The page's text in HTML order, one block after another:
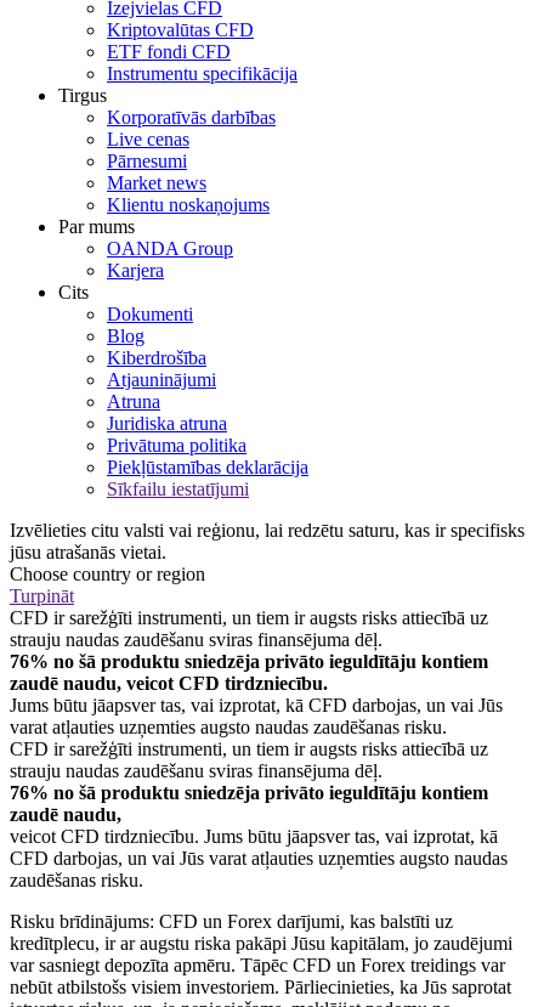
Izejvielas CFD
Kriptovalūtas CFD
ETF fondi CFD
Instrumentu specifikācija
Tirgus
Korporatīvās darbības
Live cenas
Pārnesumi
Market news
Klientu noskaņojums
Par mums
OANDA Group
Karjera
Cits
Dokumenti
Blog
Kiberdrošība
Atjauninājumi
Atruna
Juridiska atruna
Privātuma politika
Piekļūstamības deklarācija
Sīkfailu iestatījumi
Izvēlieties citu valsti vai reģionu, lai redzētu saturu, kas ir specifisks
jūsu atrašanās vietai.
Choose country or region
Turpināt
CFD ir sarežģīti instrumenti, un tiem ir augsts risks attiecībā uz
strauju naudas zaudēšanu sviras finansējuma dēļ.
76% no šā produktu sniedzēja privāto ieguldītāju kontiem
zaudē naudu, veicot CFD tirdzniecību.
Jums būtu jāapsver tas, vai izprotat, kā CFD darbojas, un vai Jūs
varat atļauties uzņemties augsto naudas zaudēšanas risku.
CFD ir sarežģīti instrumenti, un tiem ir augsts risks attiecībā uz
strauju naudas zaudēšanu sviras finansējuma dēļ.
76% no šā produktu sniedzēja privāto ieguldītāju kontiem
zaudē naudu,
veicot CFD tirdzniecību. Jums būtu jāapsver tas, vai izprotat, kā
CFD darbojas, un vai Jūs varat atļauties uzņemties augsto naudas
zaudēšanas risku.
Risku brīdinājums: CFD un Forex darījumi, kas balstīti uz
kredītplecu, ir ar augstu riska pakāpi Jūsu kapitālam, jo zaudējumi
var sasniegt depozīta apmēru. Tāpēc CFD un Forex treidings var
nebūt atbilstošs visiem investoriem. Pārliecinieties, ka Jūs saprotat